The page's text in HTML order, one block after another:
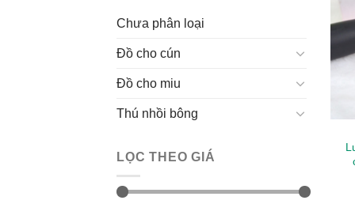
Chưa phân loại
Đồ cho cún
Đồ cho miu
Thú nhồi bông
LỌC THEO GIÁ